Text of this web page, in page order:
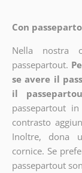
Con
Nella nostra
passepartout.
se avere il
il
passepartout
contrasto
Inoltre, dona
cornice. Se
passepartout